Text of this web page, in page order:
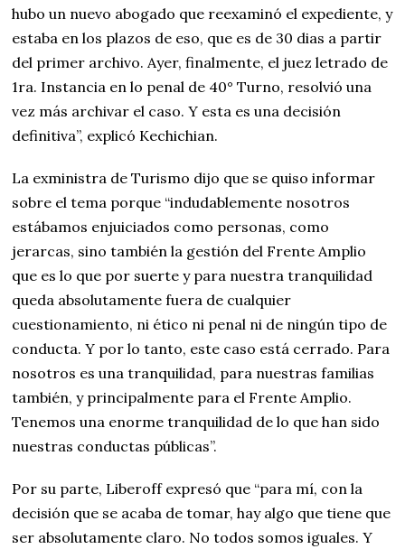
hubo un nuevo abogado que reexaminó el expediente, y
estaba en los plazos de eso, que es de 30 dias a partir
del primer archivo. Ayer, finalmente, el juez letrado de
1ra. Instancia en lo penal de 40° Turno, resolvió una
vez más archivar el caso. Y esta es una decisión
definitiva”, explicó Kechichian.
La exministra de Turismo dijo que se quiso informar
sobre el tema porque “indudablemente nosotros
estábamos enjuiciados como personas, como
jerarcas, sino también la gestión del Frente Amplio
que es lo que por suerte y para nuestra tranquilidad
queda absolutamente fuera de cualquier
cuestionamiento, ni ético ni penal ni de ningún tipo de
conducta. Y por lo tanto, este caso está cerrado. Para
nosotros es una tranquilidad, para nuestras familias
también, y principalmente para el Frente Amplio.
Tenemos una enorme tranquilidad de lo que han sido
nuestras conductas públicas”.
Por su parte, Liberoff expresó que “para mí, con la
decisión que se acaba de tomar, hay algo que tiene que
ser absolutamente claro. No todos somos iguales. Y